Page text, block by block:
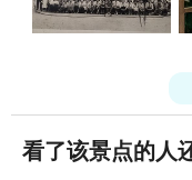
看了该景点的人